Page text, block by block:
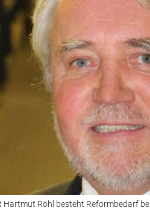
Hartmut Röhl besteht Reformbedarf